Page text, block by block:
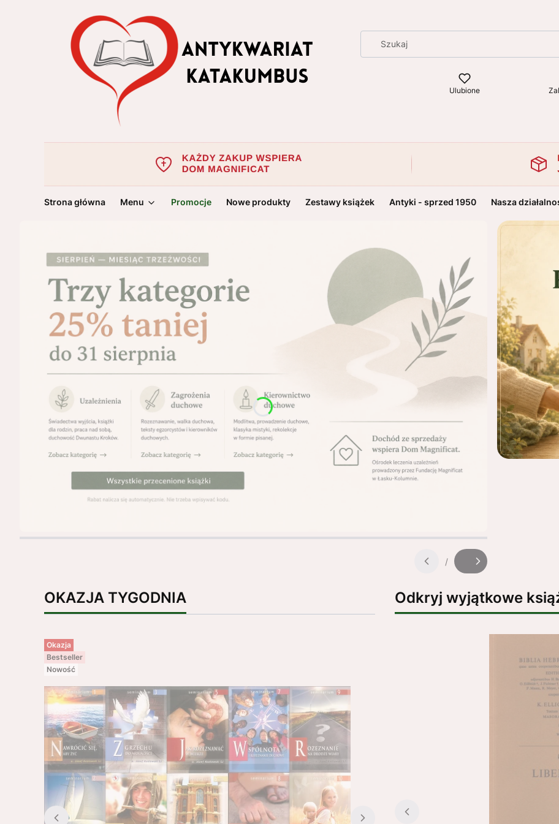
Ulubione
Strona główna Menu Promocje Nowe produkty Zestawy książek Antyki - sprzed 1950 Nasza
Naciśnij Enter lub spację, aby otworzyć stronę.
Slajd
/
z
OKAZJA TYGODNIA
Okazja
Bestseller
Nowość
Odkryj wyjątkowe